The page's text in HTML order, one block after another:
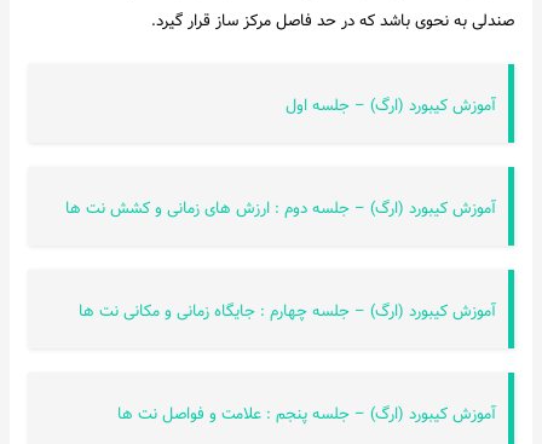
صندلی به نحوی باشد که در حد فاصل مرکز ساز قرار گیرد.
آموزش کیبورد (ارگ) – جلسه اول
آموزش کیبورد (ارگ) – جلسه دوم : ارزش های زمانی و کشش نت ها
آموزش کیبورد (ارگ) – جلسه چهارم : جایگاه زمانی و مکانی نت ها
آموزش کیبورد (ارگ) – جلسه پنجم : علامت و فواصل نت ها